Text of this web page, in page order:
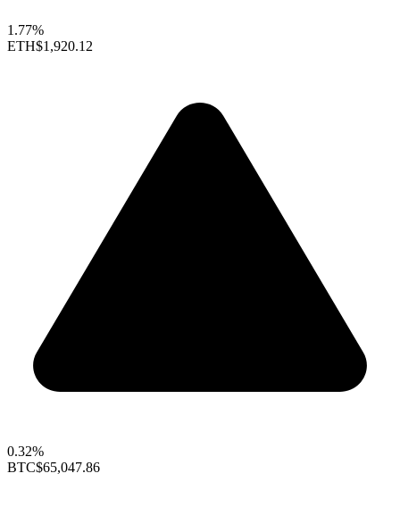
1.77%
ETH$1,920.12
0.32%
BTC$65,047.86